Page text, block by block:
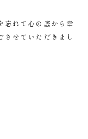
忘れて心の底から幸
させていただきまし